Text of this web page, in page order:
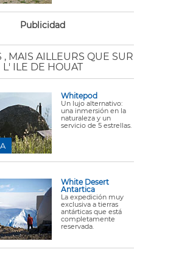
Publicidad
, MAIS AILLEURS QUE SUR
L' ILE DE HOUAT
Whitepod
Un lujo alternativo:
una inmersión en la
naturaleza y un
servicio de 5 estrellas.
White Desert
Antartica
La expedición muy
exclusiva a tierras
antárticas que está
completamente
reservada.